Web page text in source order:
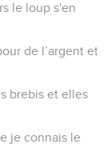
le loup s'en
de l’argent et
brebis et elles
je connais le